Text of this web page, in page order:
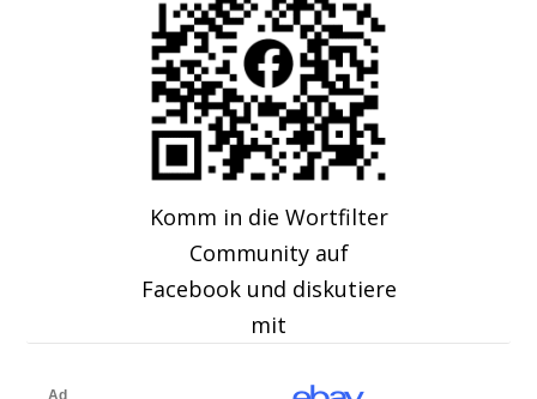
Komm in die Wortfilter
Community auf
Facebook und diskutiere
mit